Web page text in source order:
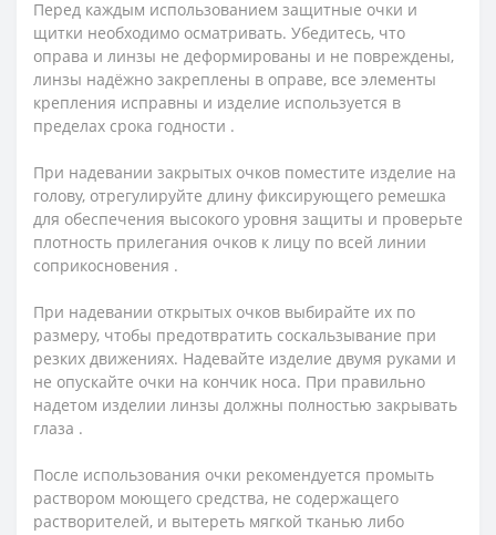
Перед каждым использованием защитные очки и
щитки необходимо осматривать. Убедитесь, что
оправа и линзы не деформированы и не повреждены,
линзы надёжно закреплены в оправе, все элементы
крепления исправны и изделие используется в
пределах срока годности .
При надевании закрытых очков поместите изделие на
голову, отрегулируйте длину фиксирующего ремешка
для обеспечения высокого уровня защиты и проверьте
плотность прилегания очков к лицу по всей линии
соприкосновения .
При надевании открытых очков выбирайте их по
размеру, чтобы предотвратить соскальзывание при
резких движениях. Надевайте изделие двумя руками и
не опускайте очки на кончик носа. При правильно
надетом изделии линзы должны полностью закрывать
глаза .
После использования очки рекомендуется промыть
раствором моющего средства, не содержащего
растворителей, и вытереть мягкой тканью либо